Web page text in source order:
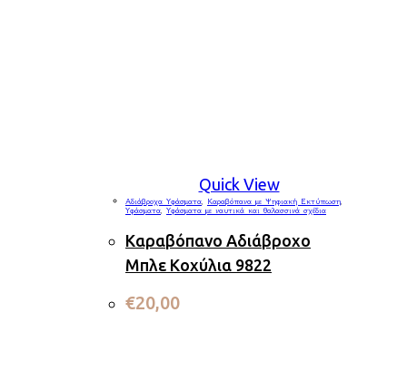
Quick View
Αδιάβροχα Υφάσματα Καραβόπανα με Ψηφιακή Εκτύπωση
Υφάσματα Υφάσματα με ναυτικά και θαλασσινά σχέδια
Καραβόπανο Αδιάβροχο
Μπλε Κοχύλια 9822
€20,00